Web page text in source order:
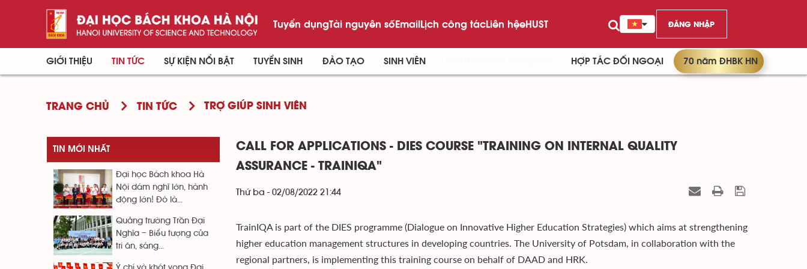
Tuyển dụngTài nguyên sốEmailLịch công tácLiên hệeHUST ĐĂNG NHẬP
GIỚI THIỆU TIN TỨC SỰ KIỆN NỔI BẬT TUYỂN SINH ĐÀO TẠO SINH VIÊN HỢP TÁC ĐỐI NGOẠI 70 năm ĐHBK HN
TRANG CHỦ TIN TỨC TRỢ GIÚP SINH VIÊN
CALL FOR APPLICATIONS - DIES COURSE "TRAINING ON INTERNAL QUALITY
ASSURANCE - TRAINIQA"
Thứ ba - 02/08/2022 21:44
TrainIQA is part of the DIES programme (Dialogue on Innovative Higher Education Strategies) which aims at strengthening
higher education management structures in developing countries. The University of Potsdam, in collaboration with the
regional partners, is implementing this training course on behalf of DAAD and HRK.
TIN MỚI NHẤT
Đại học Bách khoa Hà
Nội dám nghĩ lớn, hành
động lớn! Đó là...
Quảng trường Trần Đại
Nghĩa – Biểu tượng của
tri ân, sáng...